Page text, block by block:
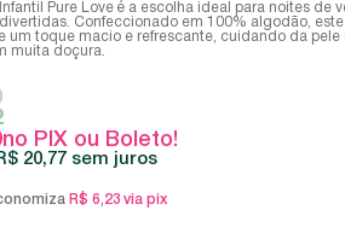
Pure Love é a escolha ideal para noites de
Confeccionado em 100% algodão,
um toque macio e refrescante, cuidando da pele
muita doçura.
no PIX ou Boleto!
20,77 sem juros
R$ 6,23 via pix